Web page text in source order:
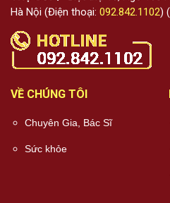
Hà Nội (Điện thoại: 092.842.1102) (
VỀ CHÚNG TÔI
Chuyên Gia, Bác Sĩ
Sức khỏe